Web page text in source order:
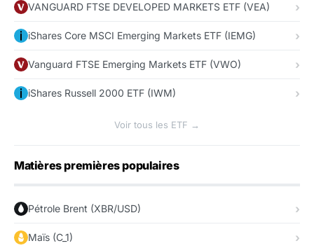
VANGUARD FTSE DEVELOPED MARKETS ETF (VEA)
iShares Core MSCI Emerging Markets ETF (IEMG)
Vanguard FTSE Emerging Markets ETF (VWO)
iShares Russell 2000 ETF (IWM)
Voir tous les ETF →
Matières premières populaires
Pétrole Brent (XBR/USD)
Maïs (C_1)